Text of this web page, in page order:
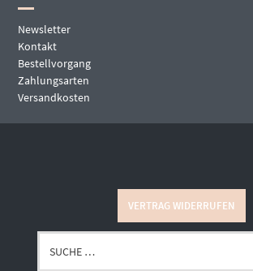
Newsletter
Kontakt
Bestellvorgang
Zahlungsarten
Versandkosten
VERTRAG WIDERRUFEN